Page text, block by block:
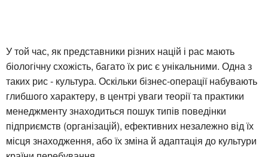
У той час, як представники різних націй і рас мають
біологічну схожість, багато їх рис є унікальними. Одна з
таких рис - культура. Оскільки бізнес-операції набувають
глибшого характеру, в центрі уваги теорії та практики
менеджменту знаходиться пошук типів поведінки
підприємств (організацій), ефективних незалежно від їх
місця знаходження, або їх зміна й адаптація до культури